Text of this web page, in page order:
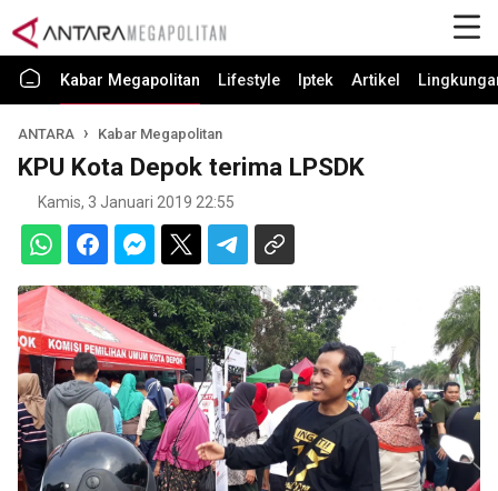
Kabar Megapolitan Lifestyle Iptek Artikel
ANTARA Kabar Megapolitan
KPU Kota Depok terima LPSDK
Kamis, 3 Januari 2019 22:55